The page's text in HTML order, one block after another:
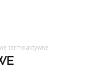
termoaktywne